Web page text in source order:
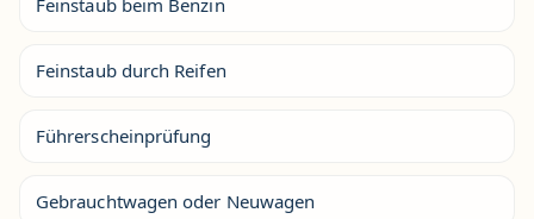
Feinstaub beim Benzin
Feinstaub durch Reifen
Führerscheinprüfung
Gebrauchtwagen oder Neuwagen